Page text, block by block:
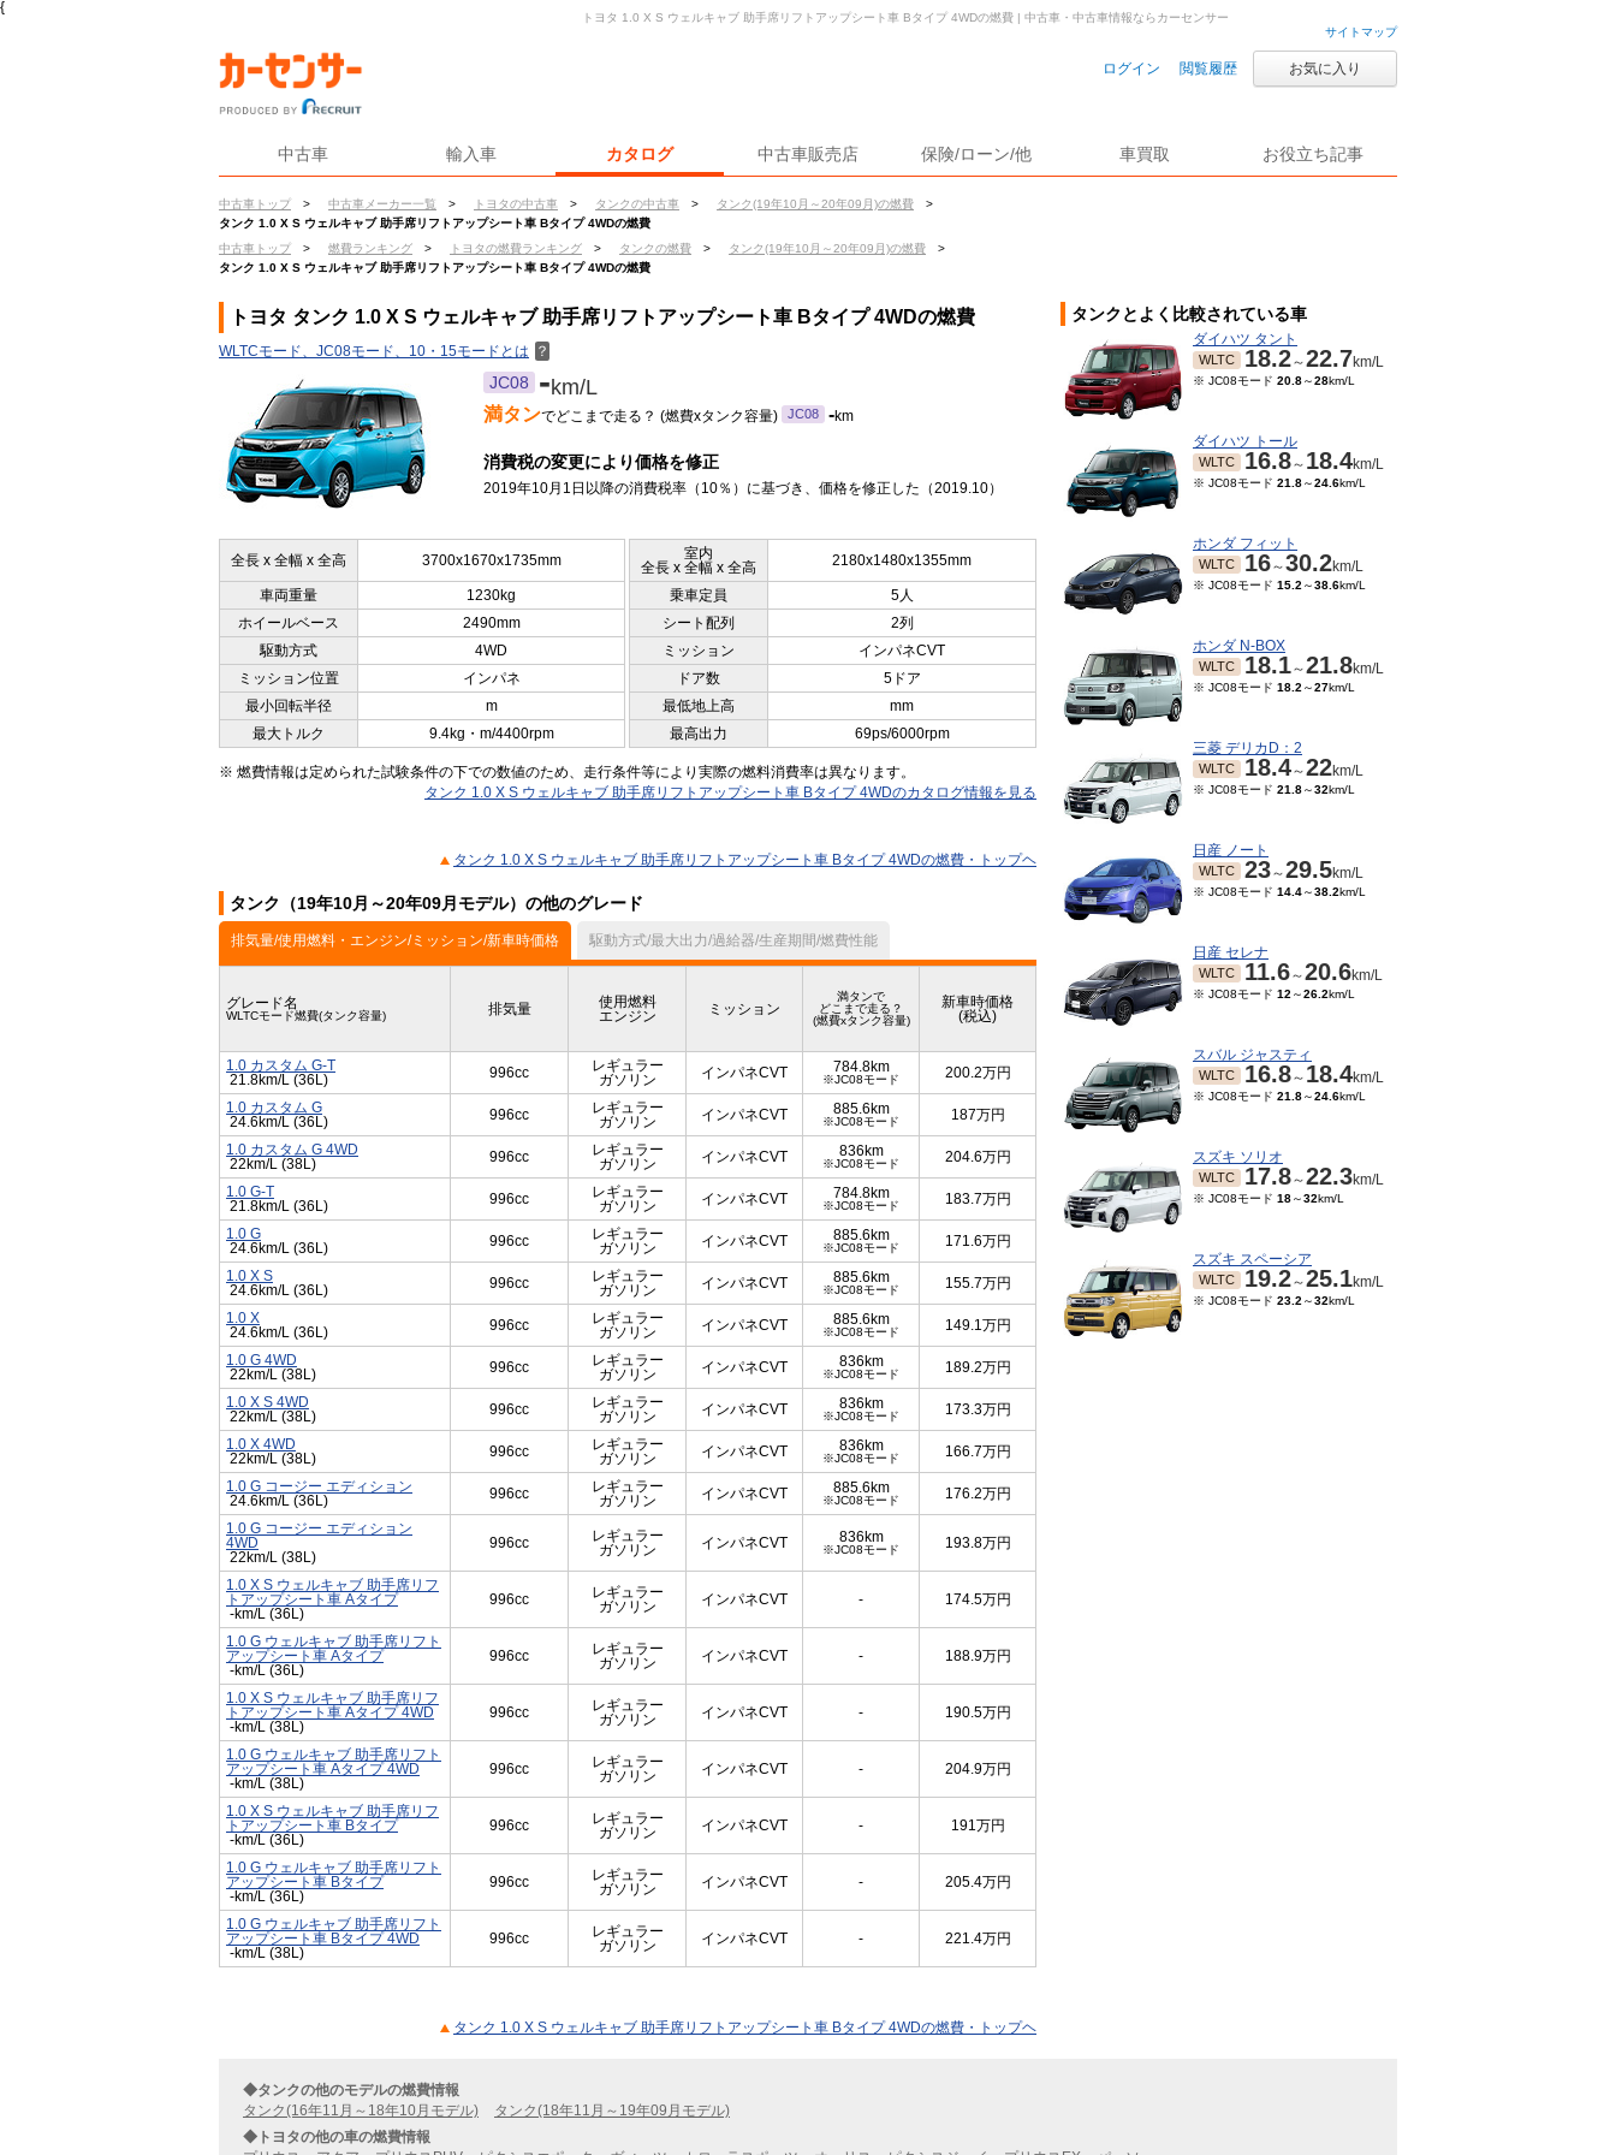
{
サイトマップ
ログイン 閲覧履歴 お気に入り
中古車 輸入車 カタログ 中古車販売店 保険/ローン/他 車買取 お役立ち記事
中古車トップ > 中古車メーカー一覧 > トヨタの中古車 > タンクの中古車 > タンク(19年10月～20年09月)の燃費
>
タンク 1.0 X S ウェルキャブ 助手席リフトアップシート車 Bタイプ 4WDの燃費
中古車トップ
> 燃費ランキング > トヨタの燃費ランキング > タンクの燃費 > タンク(19年10月～20年09月)の燃費
>
タンク 1.0 X S ウェルキャブ 助手席リフトアップシート車 Bタイプ 4WDの燃費
トヨタ 1.0 X S ウェルキャブ 助手席リフトアップシート車 Bタイプ 4WDの燃費 | 中古車・中古車情報ならカーセンサー
トヨタ タンク 1.0 X S ウェルキャブ 助手席リフトアップシート車 Bタイプ 4WDの燃費
WLTCモード、JC08モード、10・15モードとは ？
JC08 -km/L
満タンでどこまで走る？ (燃費xタンク容量) JC08 -km
消費税の変更により価格を修正
2019年10月1日以降の消費税率（10％）に基づき、価格を修正した（2019.10）
全長 x 全幅 x 全高 3700x1670x1735mm
室内
全長 x 全幅 x 全高
2180x1480x1355mm
車両重量 1230kg 乗車定員
5人
ホイールベース
2490mm シート配列
2列
駆動方式
4WD ミッション
インパネCVT
ミッション位置
インパネ ドア数
5ドア
最小回転半径
m 最低地上高
mm
最大トルク
9.4kg・m/4400rpm 最高出力 69ps/6000rpm
※ 燃費情報は定められた試験条件の下での数値のため、走行条件等により実際の燃料消費率は異なります。
タンク 1.0 X S ウェルキャブ 助手席リフトアップシート車 Bタイプ 4WDのカタログ情報を見る
タンク 1.0 X S ウェルキャブ 助手席リフトアップシート車 Bタイプ 4WDの燃費・トップヘ
タンク（19年10月～20年09月モデル）の他のグレード
排気量/使用燃料・エンジン/ミッション/新車時価格 駆動方式/最大出力/過給器/生産期間/燃費性能
グレード名
WLTCモード燃費(タンク容量) 排気量
使用燃料
エンジン
ミッション
満タンで
どこまで走る？
(燃費xタンク容量)
新車時価格
(税込)
1.0 カスタム G-T
21.8km/L (36L)
996cc
レギュラー
ガソリン
インパネCVT 784.8km
※JC08モード 200.2万円
1.0 カスタム G
24.6km/L (36L)
996cc
レギュラー
ガソリン
インパネCVT 885.6km
※JC08モード 187万円
1.0 カスタム G 4WD
22km/L (38L)
996cc
レギュラー
ガソリン
インパネCVT 836km
※JC08モード 204.6万円
1.0 G-T
21.8km/L (36L)
996cc
レギュラー
ガソリン
インパネCVT 784.8km
※JC08モード 183.7万円
1.0 G
24.6km/L (36L)
996cc
レギュラー
ガソリン
インパネCVT 885.6km
※JC08モード 171.6万円
1.0 X S
24.6km/L (36L)
996cc
レギュラー
ガソリン
インパネCVT 885.6km
※JC08モード 155.7万円
1.0 X
24.6km/L (36L)
996cc
レギュラー
ガソリン
インパネCVT 885.6km
※JC08モード 149.1万円
1.0 G 4WD
22km/L (38L)
996cc
レギュラー
ガソリン
インパネCVT 836km
※JC08モード 189.2万円
1.0 X S 4WD
22km/L (38L)
996cc
レギュラー
ガソリン
インパネCVT 836km
※JC08モード 173.3万円
1.0 X 4WD
22km/L (38L)
996cc
レギュラー
ガソリン
インパネCVT 836km
※JC08モード 166.7万円
1.0 G コージー エディション
24.6km/L (36L)
996cc
レギュラー
ガソリン
インパネCVT 885.6km
※JC08モード 176.2万円
1.0 G コージー エディション
4WD
22km/L (38L)
996cc
レギュラー
ガソリン
インパネCVT 836km
※JC08モード 193.8万円
1.0 X S ウェルキャブ 助手席リフ
トアップシート車 Aタイプ
-km/L (36L)
996cc
レギュラー
ガソリン
インパネCVT - 174.5万円
1.0 G ウェルキャブ 助手席リフト
アップシート車 Aタイプ
-km/L (36L)
996cc
レギュラー
ガソリン
インパネCVT - 188.9万円
1.0 X S ウェルキャブ 助手席リフ
トアップシート車 Aタイプ 4WD
-km/L (38L)
996cc
レギュラー
ガソリン
インパネCVT - 190.5万円
1.0 G ウェルキャブ 助手席リフト
アップシート車 Aタイプ 4WD
-km/L (38L)
996cc
レギュラー
ガソリン
インパネCVT - 204.9万円
1.0 X S ウェルキャブ 助手席リフ
トアップシート車 Bタイプ
-km/L (36L)
996cc
レギュラー
ガソリン
インパネCVT - 191万円
1.0 G ウェルキャブ 助手席リフト
アップシート車 Bタイプ
-km/L (36L)
996cc
レギュラー
ガソリン
インパネCVT - 205.4万円
1.0 G ウェルキャブ 助手席リフト
アップシート車 Bタイプ 4WD
-km/L (38L)
996cc
レギュラー
ガソリン
インパネCVT - 221.4万円
タンク 1.0 X S ウェルキャブ 助手席リフトアップシート車 Bタイプ 4WDの燃費・トップヘ
タンクとよく比較されている車
ダイハツ タント
WLTC 18.2～22.7km/L
※ JC08モード 20.8～28km/L
ダイハツ トール
WLTC 16.8～ 18.4km/L
※ JC08モード 21.8～24.6km/L
ホンダ フィット
WLTC 16～30.2km/L
※ JC08モード 15.2 ～38.6km/L
ホンダ N-BOX
WLTC 18.1～21.8km/L
※ JC08モード 18.2 ～27km/L
三菱 デリカD：2
WLTC 18.4～22km/L
※ JC08モード 21.8～32km/L
日産 ノート
WLTC 23～29.5km/L
※ JC08モード 14.4～38.2km/L
日産 セレナ
WLTC 11.6～20.6km/L
※ JC08モード 12 ～26.2km/L
スバル ジャスティ
WLTC 16.8～ 18.4km/L
※ JC08モード 21.8～24.6km/L
スズキ ソリオ
WLTC 17.8～22.3km/L
※ JC08モード 18～32km/L
スズキ スペーシア
WLTC 19.2～25.1km/L
※ JC08モード 23.2 ～32km/L
◆タンクの他のモデルの燃費情報
タンク(16年11月～18年10月モデル)
タンク(18年11月～19年09月モデル)
◆トヨタの他の車の燃費情報